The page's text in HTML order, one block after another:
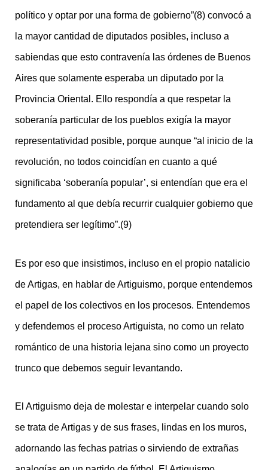
político y optar por una forma de gobierno”(8) convocó a
la mayor cantidad de diputados posibles, incluso a
sabiendas que esto contravenía las órdenes de Buenos
Aires que solamente esperaba un diputado por la
Provincia Oriental. Ello respondía a que respetar la
soberanía particular de los pueblos exigía la mayor
representatividad posible, porque aunque “al inicio de la
revolución, no todos coincidían en cuanto a qué
significaba ‘soberanía popular’, si entendían que era el
fundamento al que debía recurrir cualquier gobierno que
pretendiera ser legítimo”.(9)
Es por eso que insistimos, incluso en el propio natalicio
de Artigas, en hablar de Artiguismo, porque entendemos
el papel de los colectivos en los procesos. Entendemos
y defendemos el proceso Artiguista, no como un relato
romántico de una historia lejana sino como un proyecto
trunco que debemos seguir levantando.
El Artiguismo deja de molestar e interpelar cuando solo
se trata de Artigas y de sus frases, lindas en los muros,
adornando las fechas patrias o sirviendo de extrañas